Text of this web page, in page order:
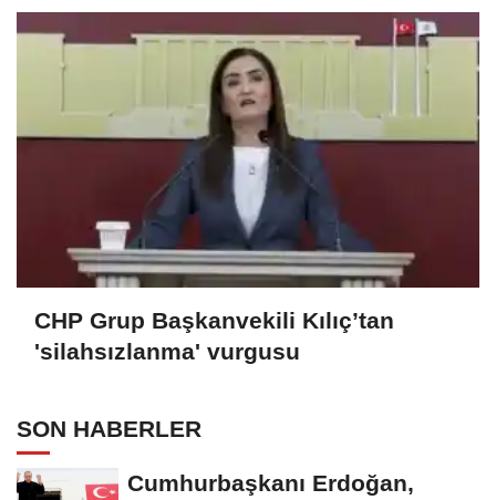
CHP Grup Başkanvekili Kılıç’tan
'silahsızlanma' vurgusu
SON HABERLER
Cumhurbaşkanı Erdoğan,